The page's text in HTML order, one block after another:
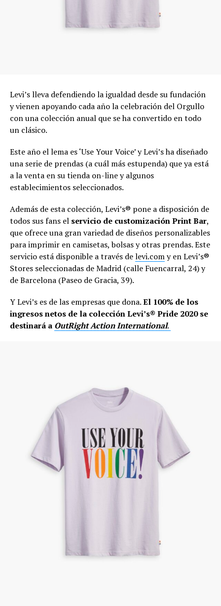
Levi’s lleva defendiendo la igualdad desde su fundación
y vienen apoyando cada año la celebración del Orgullo
con una colección anual que se ha convertido en todo
un clásico.
Este año el lema es ‘Use Your Voice’ y Levi’s ha diseñado
una serie de prendas (a cuál más estupenda) que ya está
a la venta en su tienda on-line y algunos
establecimientos seleccionados.
Además de esta colección, Levi’s® pone a disposición de
todos sus fans el servicio de customización Print Bar,
que ofrece una gran variedad de diseños personalizables
para imprimir en camisetas, bolsas y otras prendas. Este
servicio está disponible a través delevi.comy en Levi’s®
Stores seleccionadas de Madrid (calle Fuencarral, 24) y
de Barcelona (Paseo de Gracia, 39).
Y Levi’s es de las empresas que dona.El 100% de los
ingresos netos de la colección Levi’s® Pride 2020 se
destinará a OutRight Action International.